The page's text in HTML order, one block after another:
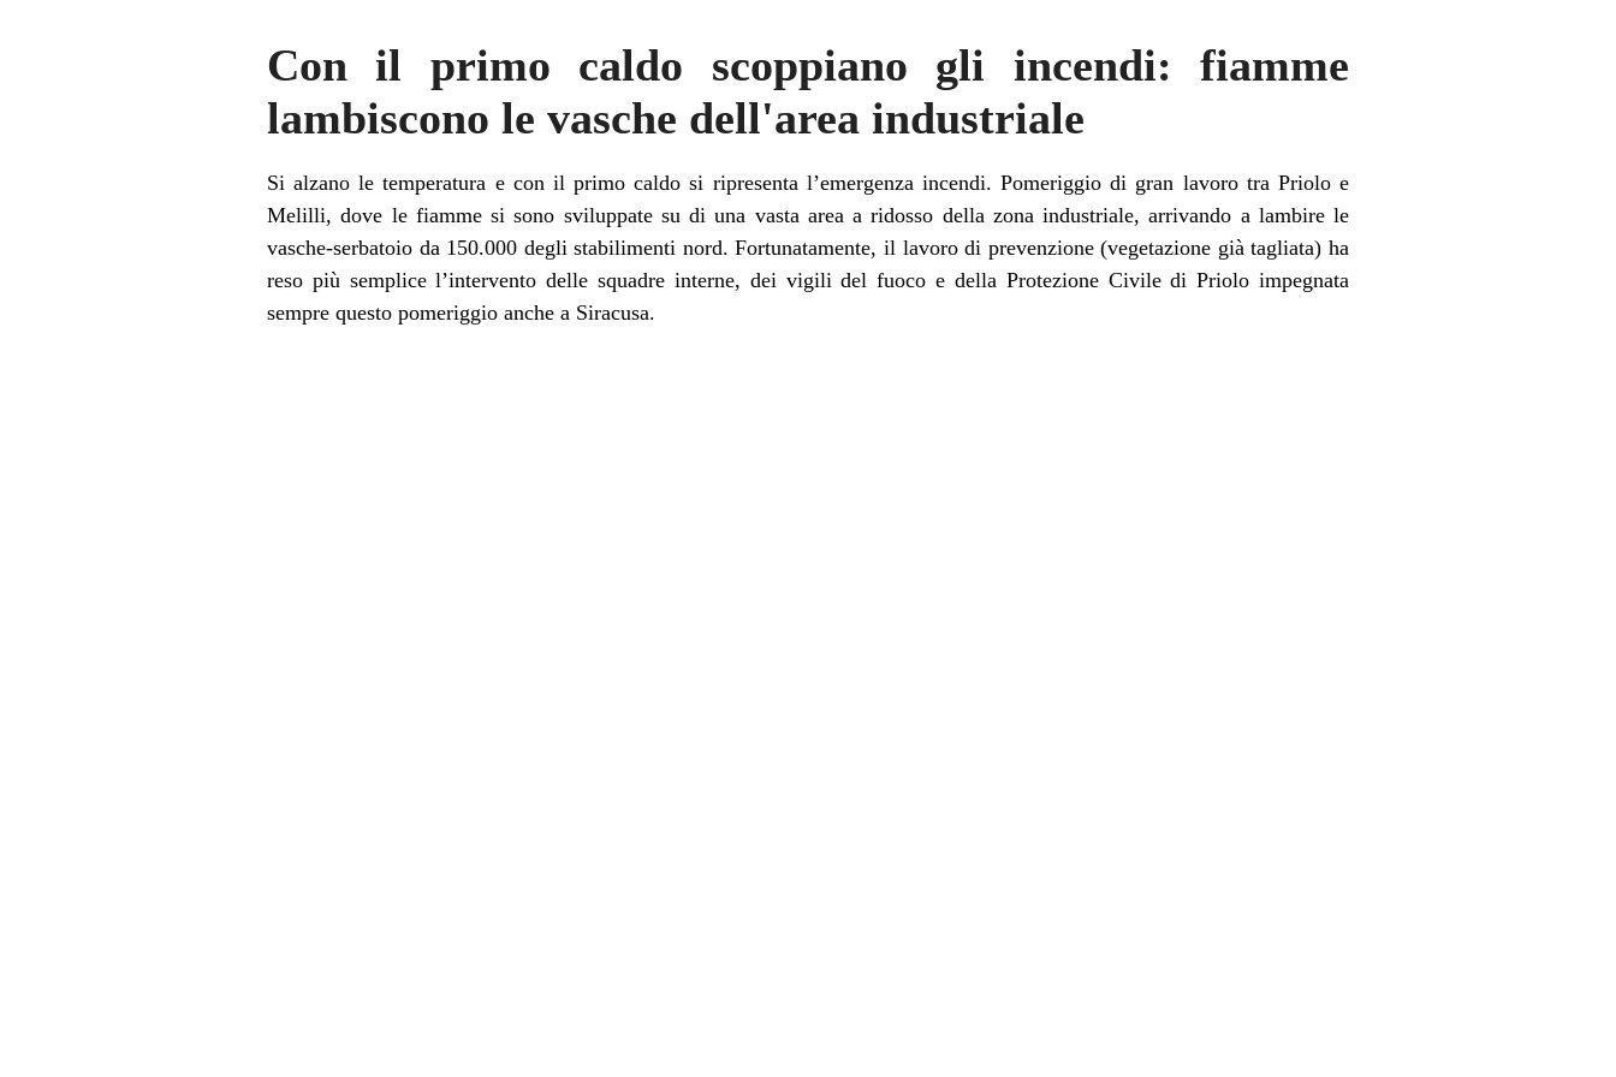
Con il primo caldo scoppiano gli incendi: fiamme
lambiscono le vasche dell'area industriale
Si alzano le temperatura e con il primo caldo si ripresenta l’emergenza incendi. Pomeriggio di gran lavoro tra Priolo e
Melilli, dove le fiamme si sono sviluppate su di una vasta area a ridosso della zona industriale, arrivando a lambire le
vasche-serbatoio da 150.000 degli stabilimenti nord. Fortunatamente, il lavoro di prevenzione (vegetazione già tagliata) ha
reso più semplice l’intervento delle squadre interne, dei vigili del fuoco e della Protezione Civile di Priolo impegnata
sempre questo pomeriggio anche a Siracusa.